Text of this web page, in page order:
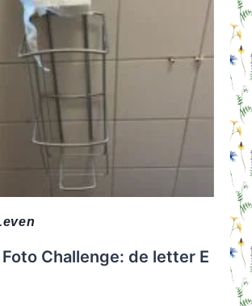
GROEN
GAZON
Foto Challenge: de letter E